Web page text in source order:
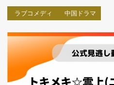
ラブコメディ 中国ドラマ